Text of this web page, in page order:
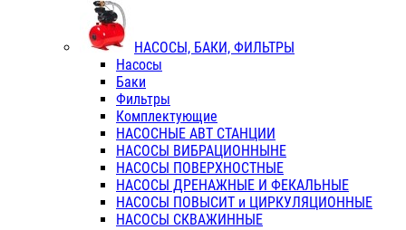
НАСОСЫ, БАКИ, ФИЛЬТРЫ
Насосы
Баки
Фильтры
Комплектующие
НАСОСНЫЕ АВТ СТАНЦИИ
НАСОСЫ ВИБРАЦИОННЫНЕ
НАСОСЫ ПОВЕРХНОСТНЫЕ
НАСОСЫ ДРЕНАЖНЫЕ И ФЕКАЛЬНЫЕ
НАСОСЫ ПОВЫСИТ и ЦИРКУЛЯЦИОННЫЕ
НАСОСЫ СКВАЖИННЫЕ